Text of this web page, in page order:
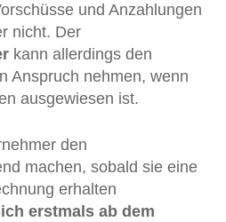
und Anzahlungen
nicht. Der
kann allerdings den
Anspruch nehmen, wenn
ausgewiesen ist.
den
machen, sobald sie eine
erhalten
erstmals ab dem